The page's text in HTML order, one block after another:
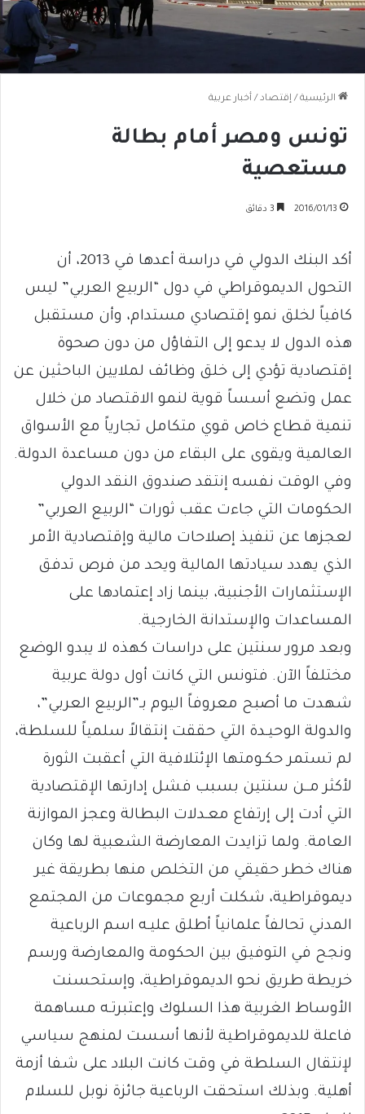
الرئيسية / إقتصاد / أخبار عربية
تونس ومصر أمام بطالة
مستعصية
2016/01/13
أكد البنك الدولي في دراسة أعدها في 2013، أن
التحول الديموقراطي في دول “الربيع العربي” ليس
كافياً لخلق نمو إقتصادي مستدام، وأن مستقبل
هذه الدول لا يدعو إلى التفاؤل من دون صحوة
إقتصادية تؤدي إلى خلق وظائف لملايين الباحثين عن
عمل وتضع أسساً قوية لنمو الاقتصاد من خلال
تنمية قطاع خاص قوي متكامل تجارياً مع الأسواق
العالمية ويقوى على البقاء من دون مساعدة الدولة.
وفي الوقت نفسه إنتقد صندوق النقد الدولي
الحكومات التي جاءت عقب ثورات “الربيع العربي”
لعجزها عن تنفيذ إصلاحات مالية وإقتصادية الأمر
الذي يهدد سيادتها المالية ويحد من فرص تدفق
الإستثمارات الأجنبية، بينما زاد إعتمادها على
المساعدات والإستدانة الخارجية.
وبعد مرور سنتين على دراسات كهذه لا يبدو الوضع
مختلفاً الآن. فتونس التي كانت أول دولة عربية
شهدت ما أصبح معروفاً اليوم بـ”الربيع العربي”،
والدولة الوحيـدة التي حققت إنتقالاً سلمياً للسلطة،
لم تستمر حكـومتها الإئتلافية التي أعقبت الثورة
لأكثر مــن سنتين بسبب فشل إدارتها الإقتصادية
التي أدت إلى إرتفاع معـدلات البطالة وعجز الموازنة
العامة. ولما تزايدت المعارضة الشعبية لها وكان
هناك خطر حقيقي من التخلص منها بطريقة غير
ديموقراطية، شكلت أربع مجموعات من المجتمع
المدني تحالفاً علمانياً أطلق عليـه اسم الرباعية
ونجح في التوفيق بين الحكومة والمعارضة ورسم
خريطة طريق نحو الديموقراطية، وإستحسنت
الأوساط الغربية هذا السلوك وإعتبرتـه مساهمة
فاعلة للديموقراطية لأنها أسست لمنهج سياسي
لإنتقال السلطة في وقت كانت البلاد على شفا أزمة
أهلية. وبذلك استحقت الرباعية جائزة نوبل للسلام